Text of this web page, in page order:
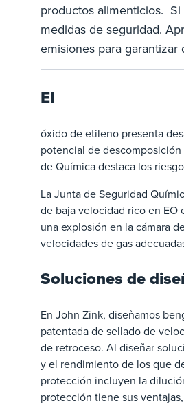
productos alimenticios.
medidas de seguridad.
emisiones para
El
óxido de etileno presenta
potencial de
de Química destaca los
La Junta de Seguridad
de baja velocidad rico en
una explosión en la cámara
velocidades de gas
Soluciones de
En John Zink, diseñamos
patentada de sellado de
de retroceso. Al diseñar
y el rendimiento de los que
protección incluyen la
protección tiene sus